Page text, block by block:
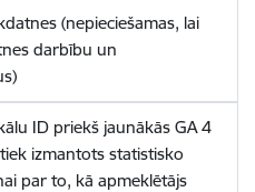
(nepieciešamas, lai
darbību un
ID priekš jaunākās GA 4
izmantots statistisko
par to, kā apmeklētājs